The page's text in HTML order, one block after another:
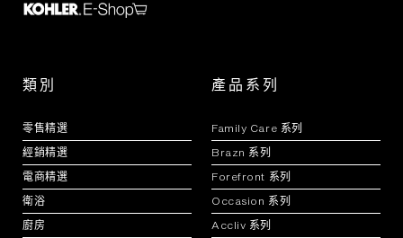
類別
零售精選
經銷精選
電商精選
衛浴
廚房
產品系列
Family Care 系列
Brazn 系列
Forefront 系列
Occasion 系列
Accliv 系列